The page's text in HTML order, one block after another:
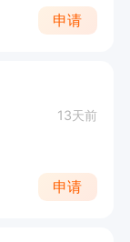
申请
13天前
申请